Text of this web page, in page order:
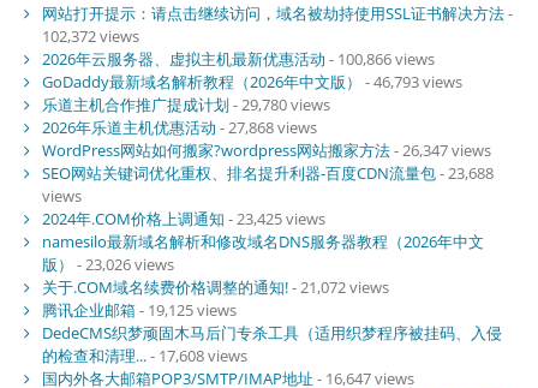
网站打开提示：请点击继续访问，域名被劫持使用SSL证书解决方法-
102,372 views
2026年云服务器、虚拟主机最新优惠活动 - 100,866 views
GoDaddy最新域名解析教程（2026年中文版）
- 46,793 views
乐道主机合作推广提成计划- 29,780 views
2026年乐道主机优惠活动 - 27,868 views
WordPress网站如何搬家?wordpress网站搬家方法- 26,347 views
SEO网站关键词优化重权、排名提升利器-百度CDN流量包- 23,688
views
2024年.COM价格上调通知 - 23,425 views
namesilo最新域名解析和修改域名DNS服务器教程（2026年中文
版）
- 23,026 views
关于.COM域名续费价格调整的通知!- 21,072 views
腾讯企业邮箱- 19,125 views
DedeCMS织梦顽固木马后门专杀工具（适用织梦程序被挂码、入侵
的检查和清理...- 17,608 views
国内外各大邮箱POP3/SMTP/IMAP地址 - 16,647 views